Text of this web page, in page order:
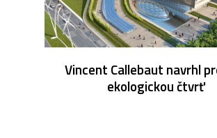
Vincent Callebaut navrhl
ekologickou čtvrť